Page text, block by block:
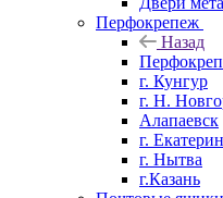
Перфокрепеж
Назад
г. Кунгур
г. Н.
Алапаевск
г.
г. Нытва
г.Казань